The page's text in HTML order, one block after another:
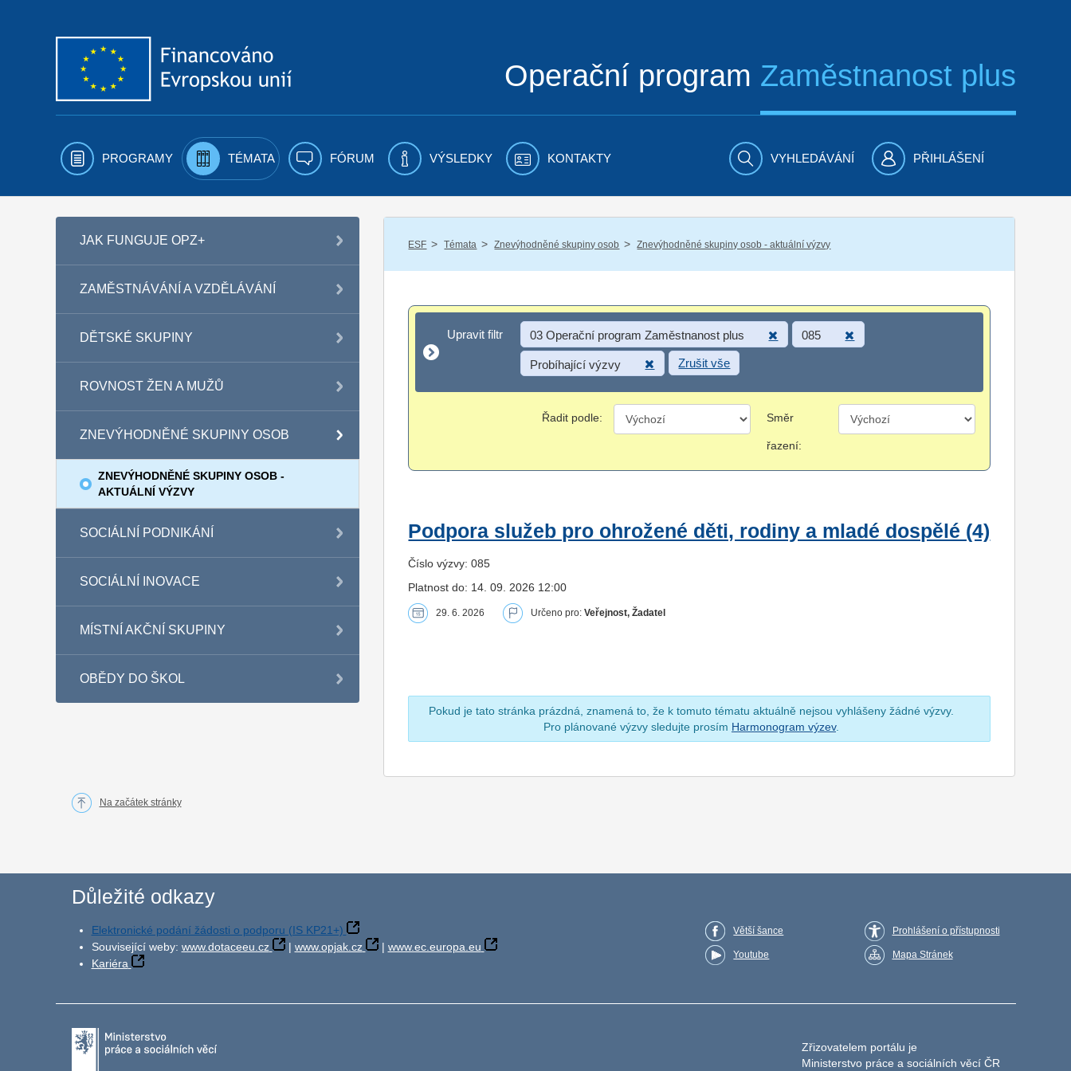
Operační program Zaměstnanost plus
PROGRAMY TÉMATA FÓRUM VÝSLEDKY KONTAKTY VYHLEDÁVÁNÍ PŘIHLÁŠENÍ
JAK FUNGUJE OPZ+
ZAMĚSTNÁVÁNÍ A VZDĚLÁVÁNÍ
DĚTSKÉ SKUPINY
ROVNOST ŽEN A MUŽŮ
ZNEVÝHODNĚNÉ SKUPINY OSOB
ZNEVÝHODNĚNÉ SKUPINY OSOB -
AKTUÁLNÍ VÝZVY
SOCIÁLNÍ PODNIKÁNÍ
SOCIÁLNÍ INOVACE
MÍSTNÍ AKČNÍ SKUPINY
OBĚDY DO ŠKOL
ESF / Témata / Znevýhodněné skupiny osob / Znevýhodněné skupiny osob - aktuální výzvy
Upravit filtr
Upravit filtr 03 Operační program Zaměstnanost plus 085
Probíhající výzvy Zrušit vše
Řadit podle: Směr
řazení:
Podpora služeb pro ohrožené děti, rodiny a mladé dospělé (4)
Číslo výzvy: 085
Platnost do: 14. 09. 2026 12:00
29. 6. 2026 Určeno pro:Veřejnost, Žadatel
Pokud je tato stránka prázdná, znamená to, že k tomuto tématu aktuálně nejsou vyhlášeny žádné výzvy.
Pro plánované výzvy sledujte prosím Harmonogram výzev.
Na začátek stránky
Důležité odkazy
Elektronické podání žádosti o podporu (IS KP21+)
Související weby: www.dotaceeu.cz | www.opjak.cz | www.ec.europa.eu
Kariéra
Větší šance
Youtube
Prohlášení o přístupnosti
Mapa Stránek
Zřizovatelem portálu je
Ministerstvo práce a sociálních věcí ČR